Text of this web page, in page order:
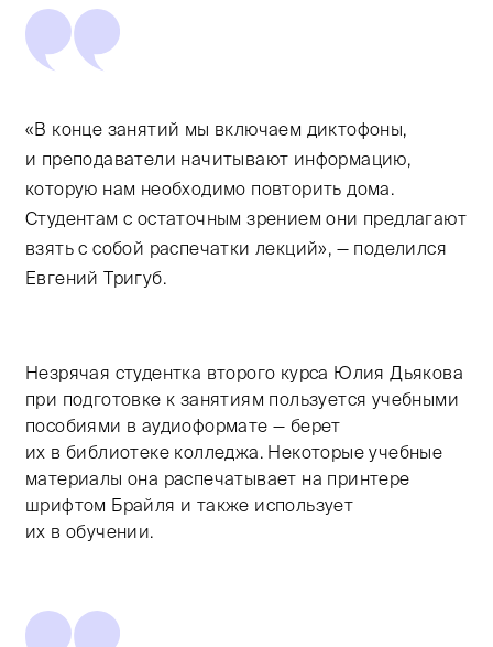
«В конце занятий мы включаем диктофоны,
и преподаватели начитывают информацию,
которую нам необходимо повторить дома.
Студентам с остаточным зрением они предлагают
взять с собой распечатки лекций», — поделился
Евгений Тригуб.
Незрячая студентка второго курса Юлия Дьякова
при подготовке к занятиям пользуется учебными
пособиями в аудиоформате — берет
их в библиотеке колледжа. Некоторые учебные
материалы она распечатывает на принтере
шрифтом Брайля и также использует
их в обучении.